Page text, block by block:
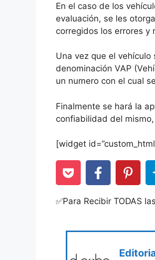
En el caso de los
evaluación, se les
corregidos los errores y
Una vez que el
denominación VAP
un numero con el cual
Finalmente se hará la
confiabilidad del
[widget
✅Para Recibir TODAS